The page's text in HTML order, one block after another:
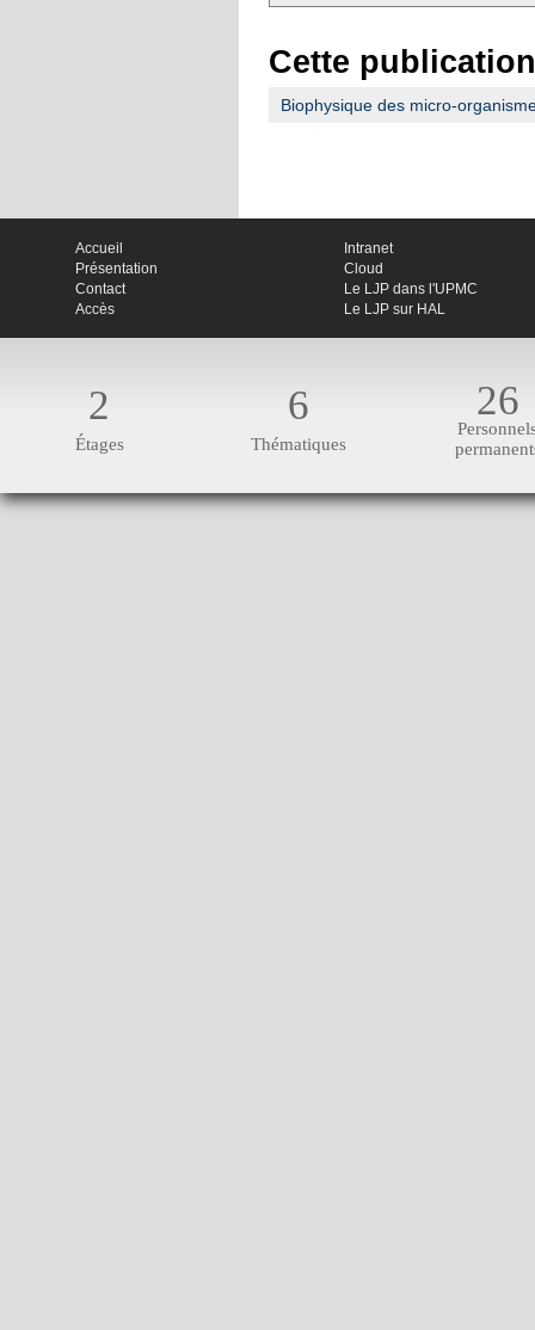
Cette
Biophysique des micro-
Accueil
Présentation
Contact
Accès
Intranet
Cloud
Le LJP dans l'UPMC
Le LJP sur HAL
2
Étages
6
Thématiques
26